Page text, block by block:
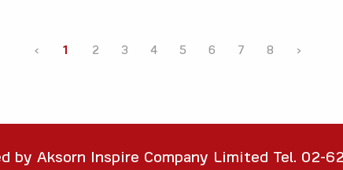
‹ 1 2 3 4 5 6 7 8 ›
by Aksorn Inspire Company Limited Tel. 02-